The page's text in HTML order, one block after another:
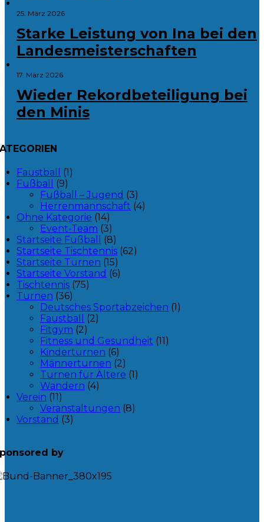
25. März 2026
Starke Leistung von Ina bei den
Landesmeisterschaften
17. März 2026
Wieder Rekordbeteiligung bei
den Minis
Faustball
(1)
Fußball
(9)
Fußball – Jugend (3)
Herrenmannschaft (4)
Ohne Kategorie (14)
Event-Team (3)
Startseite Fußball
(8)
Startseite Tischtennis (62)
Startseite Turnen (15)
Startseite Vorstand (6)
Tischtennis (75)
Turnen (36)
Deutsches Sportabzeichen (1)
Faustball
(2)
Fitgym (2)
Fitness und Gesundheit (11)
Kinderturnen (6)
Männerturnen (2)
Turnen für Ältere (1)
Wandern (4)
Verein (11)
Veranstaltungen (8)
Vorstand (3)
by